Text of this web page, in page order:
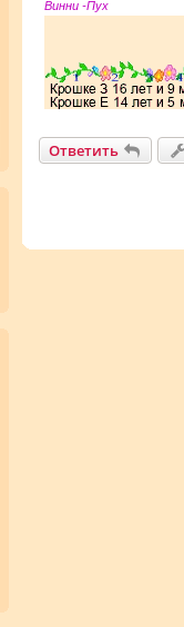
Винни -Пух
Ответить